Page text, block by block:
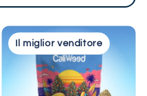
Il miglior venditore